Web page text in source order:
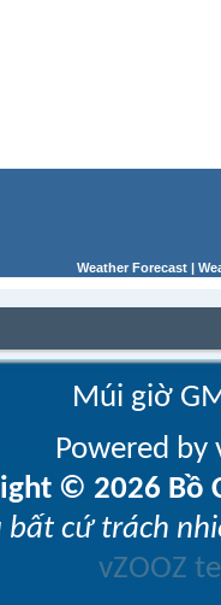
Weather Forecast |
Múi giờ
Powered
© 2026 Bồ
bất cứ trách
vZOOZ